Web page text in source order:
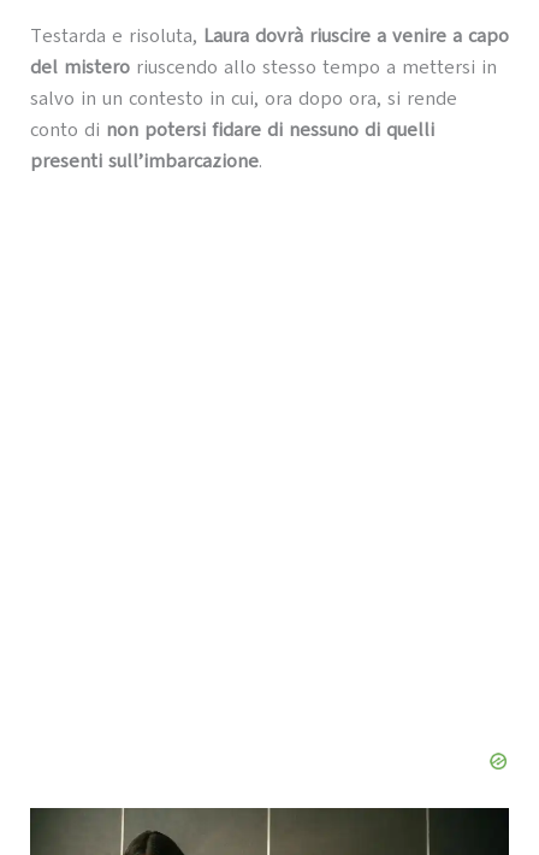
Testarda e risoluta, Laura dovrà riuscire a venire a capo
del misteroriuscendo allo stesso tempo a mettersi in
salvo in un contesto in cui, ora dopo ora, si rende
conto di non potersi fidare di nessuno di quelli
presenti sull’imbarcazione.